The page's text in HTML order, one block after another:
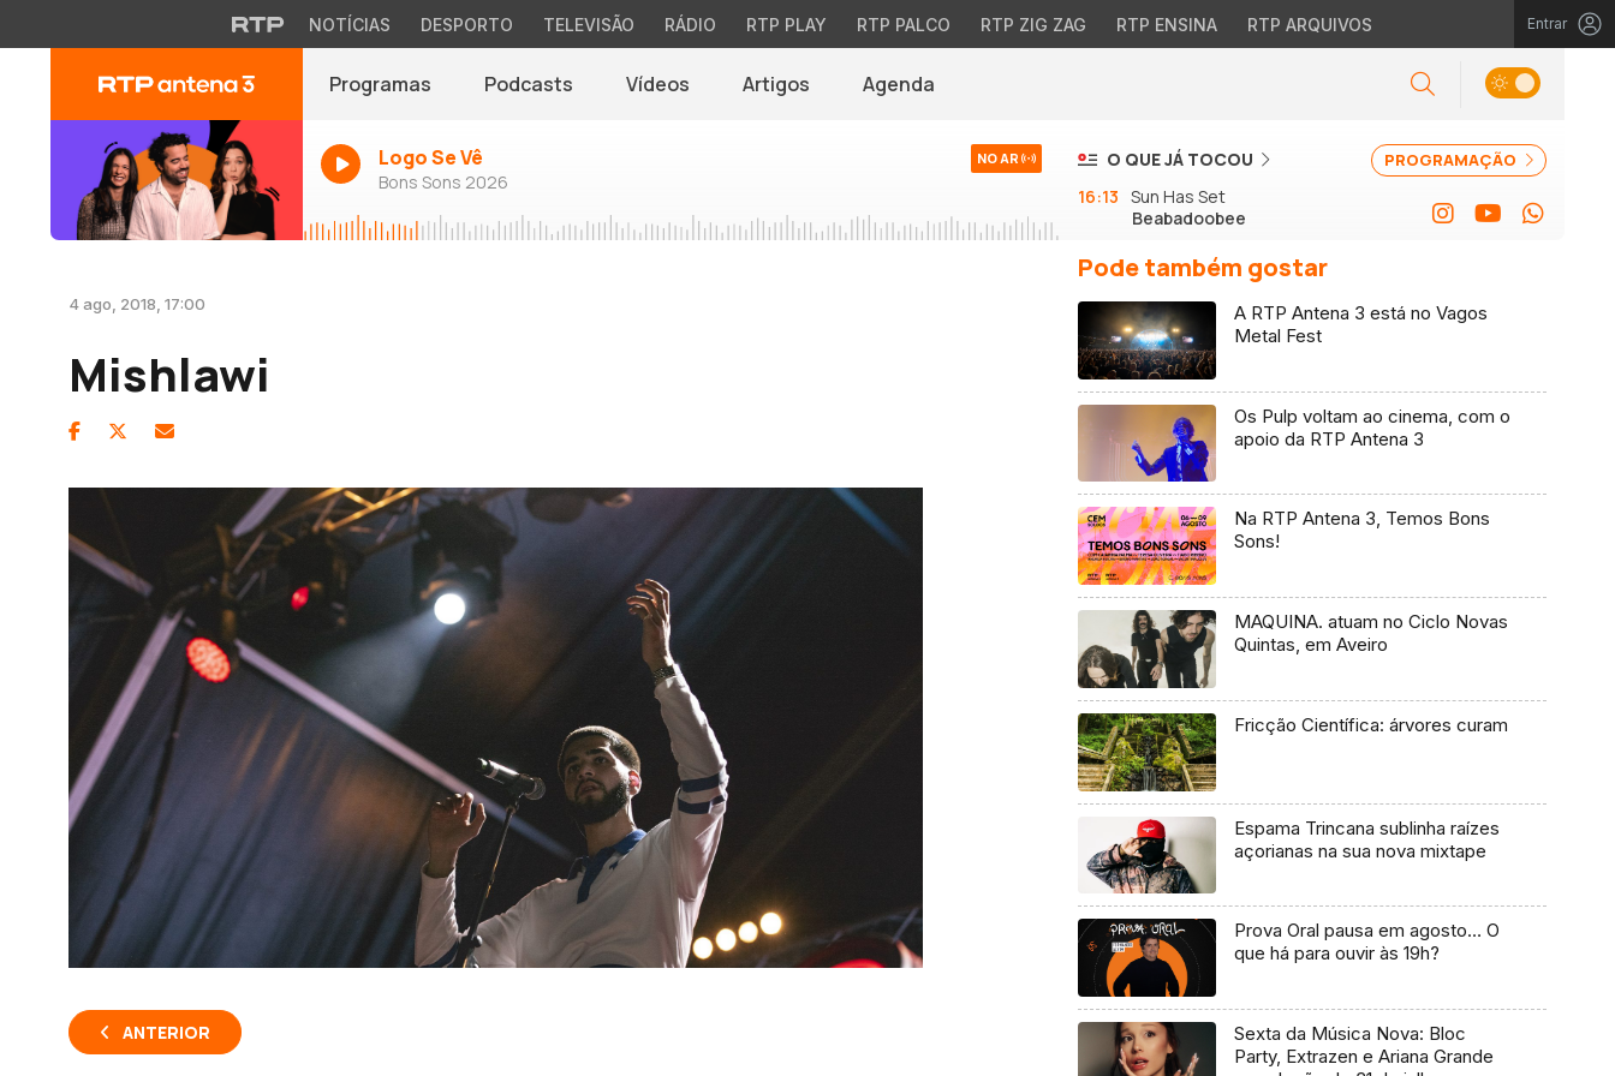
NOTÍCIAS DESPORTO TELEVISÃO RÁDIO RTP PLAY RTP PALCO RTP ZIG ZAG RTP ENSINA RTP ARQUIVOS Entrar
Programas Podcasts Vídeos Artigos Agenda
Logo Se Vê
Bons Sons 2026
NO AR PROGRAMAÇÃO
O QUE JÁ TOCOU
16:13 Sun Has Set
Beabadoobee
4 ago, 2018, 17:00
Mishlawi
ANTERIOR
Pode também gostar
A RTP Antena 3 está no Vagos
Metal Fest
Os Pulp voltam ao cinema, com o
apoio da RTP Antena 3
Na RTP Antena 3, Temos Bons
Sons!
MAQUINA. atuam no Ciclo Novas
Quintas, em Aveiro
Fricção Científica: árvores curam
Espama Trincana sublinha raízes
açorianas na sua nova mixtape
Prova Oral pausa em agosto… O
que há para ouvir às 19h?
Sexta da Música Nova: Bloc
Party, Extrazen e Ariana Grande